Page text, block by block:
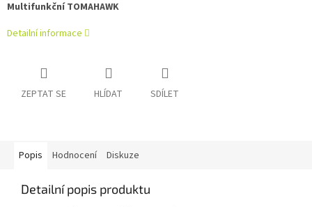
Multifunkční TOMAHAWK
Detailní informace
ZEPTAT SE HLÍDAT SDÍLET
Popis Hodnocení Diskuze
Detailní popis produktu